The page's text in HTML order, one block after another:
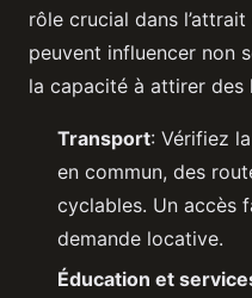
rôle crucial dans
peuvent influencer non
la capacité à attirer des
Transport: Vérifiez
en commun, des
cyclables. Un accès
demande locative.
Éducation et